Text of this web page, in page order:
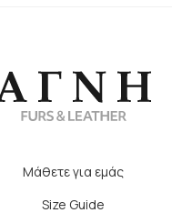
Μάθετε για εμάς
Size Guide